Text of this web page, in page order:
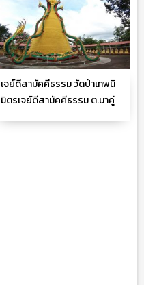
เจย์ดีสามัคคีธรรม วัดป่าเทพนิ
มิตรเจย์ดีสามัคคีธรรม ต.นาคู่